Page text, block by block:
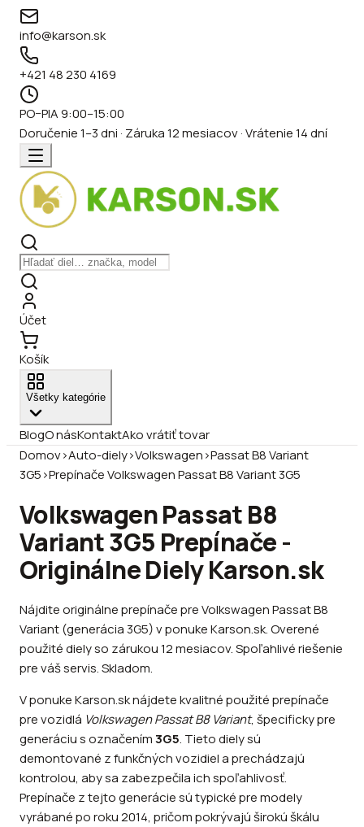
info@karson.sk
+421 48 230 4169
PO–PIA 9:00–15:00
Doručenie 1–3 dni · Záruka 12 mesiacov · Vrátenie 14 dní
Účet
Košík
Všetky kategórie
BlogO násKontaktAko vrátiť tovar
Domov›Auto-diely›Volkswagen›Passat B8 Variant
3G5›Prepínače Volkswagen Passat B8 Variant 3G5
Volkswagen Passat B8
Variant 3G5 Prepínače -
Originálne Diely Karson.sk
Nájdite originálne prepínače pre Volkswagen Passat B8
Variant (generácia 3G5) v ponuke Karson.sk. Overené
použité diely so zárukou 12 mesiacov. Spoľahlivé riešenie
pre váš servis. Skladom.
V ponuke Karson.sk nájdete kvalitné použité prepínače
pre vozidlá Volkswagen Passat B8 Variant, špecificky pre
generáciu s označením3G5. Tieto diely sú
demontované z funkčných vozidiel a prechádzajú
kontrolou, aby sa zabezpečila ich spoľahlivosť.
Prepínače z tejto generácie sú typické pre modely
vyrábané po roku 2014, pričom pokrývajú širokú škálu